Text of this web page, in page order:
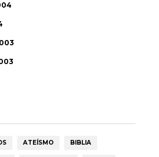
ATEÍSMO BIBLIA